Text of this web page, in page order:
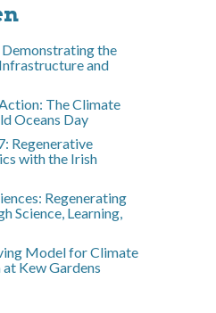
the
and
The Climate
Oceans Day
Regenerative
with the Irish
Regenerating
Science, Learning,
Model for Climate
Kew Gardens